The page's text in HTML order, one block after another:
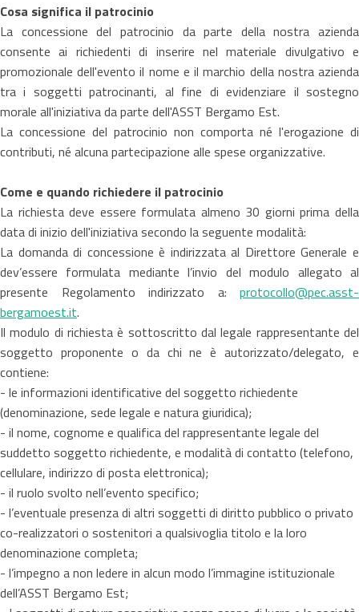
Cosa significa il patrocinio
La concessione del patrocinio da parte della nostra azienda
consente ai richiedenti di inserire nel materiale divulgativo e
promozionale dell'evento il nome e il marchio della nostra azienda
tra i soggetti patrocinanti, al fine di evidenziare il sostegno
morale all'iniziativa da parte dell'ASST Bergamo Est.
La concessione del patrocinio non comporta né l'erogazione di
contributi, né alcuna partecipazione alle spese organizzative.
Come e quando richiedere il patrocinio
La richiesta deve essere formulata almeno 30 giorni prima della
data di inizio dell'iniziativa secondo la seguente modalità:
La domanda di concessione è indirizzata al Direttore Generale e
dev’essere formulata mediante l’invio del modulo allegato al
presente Regolamento indirizzato a: protocollo@pec.asst-
bergamoest.it.
Il modulo di richiesta è sottoscritto dal legale rappresentante del
soggetto proponente o da chi ne è autorizzato/delegato, e
contiene:
- le informazioni identificative del soggetto richiedente
(denominazione, sede legale e natura giuridica);
- il nome, cognome e qualifica del rappresentante legale del
suddetto soggetto richiedente, e modalità di contatto (telefono,
cellulare, indirizzo di posta elettronica);
- il ruolo svolto nell’evento specifico;
- l’eventuale presenza di altri soggetti di diritto pubblico o privato
co-realizzatori o sostenitori a qualsivoglia titolo e la loro
denominazione completa;
- l’impegno a non ledere in alcun modo l’immagine istituzionale
dell’ASST Bergamo Est;